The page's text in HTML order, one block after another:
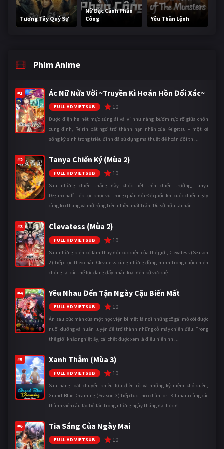
Tương Tây Quỷ Sự
Nữ Đặc Cảnh Phản
Công
Yêu Thần Lệnh
Phim Anime
#1 Ác Nữ Nửa Vời ~Truyền Kì Hoán Hồn Đổi Xác~
FULL HD VIETSUB 10
Được điện hạ hết mực sủng ái và ví như nàng bướm rực rỡ giữa chốn
cung đình, Reirin bất ngờ trở thành nạn nhân của Keigetsu – một kẻ
sống ký sinh trong triều đình đã sử dụng ma thuật để hoán đổi th ...
#2 Tanya Chiến Ký (Mùa 2)
FULL HD VIETSUB 10
Sau những chiến thắng đầy khốc liệt trên chiến trường, Tanya
Degurechaff tiếp tục phục vụ trong quân đội Đế quốc khi cuộc chiến ngày
càng leo thang và mở rộng trên nhiều mặt trận. Dù sở hữu tài năn ...
#3 Clevatess (Mùa 2)
FULL HD VIETSUB 10
Sau những biến cố làm thay đổi cục diện của thế giới, Clevatess (Season
2) tiếp tục theo chân Clevatess cùng những đồng minh trong cuộc chiến
chống lại các thế lực đang đẩy nhân loại đến bờ vực diệ ...
#4 Yêu Nhau Đến Tận Ngày Cậu Biến Mất
FULL HD VIETSUB 10
Ẩn sau bức màn của một học viện bí mật là nơi những cô gái mồ côi được
nuôi dưỡng và huấn luyện để trở thành những cỗ máy chiến đấu. Trong
thế giới khắc nghiệt ấy, cái chết được xem là điều hiển nh ...
#5 Xanh Thẳm (Mùa 3)
FULL HD VIETSUB 10
Sau hàng loạt chuyến phiêu lưu điên rồ và những kỷ niệm khó quên,
Grand Blue Dreaming (Season 3) tiếp tục theo chân Iori Kitahara cùng các
thành viên câu lạc bộ lặn trong những ngày tháng đại học đ ...
#6 Tia Sáng Của Ngày Mai
FULL HD VIETSUB 10